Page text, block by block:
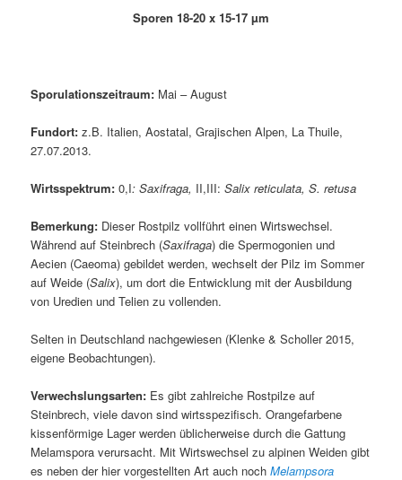
Sporen 18-20 x 15-17 µm
Sporulationszeitraum: Mai – August
Fundort: z.B. Italien, Aostatal, Grajischen Alpen, La Thuile,
27.07.2013.
Wirtsspektrum:0,I: Saxifraga, II,III: Salix reticulata, S. retusa
Bemerkung: Dieser Rostpilz vollführt einen Wirtswechsel.
Während auf Steinbrech (Saxifraga) die Spermogonien und
Aecien (Caeoma) gebildet werden, wechselt der Pilz im Sommer
auf Weide (Salix), um dort die Entwicklung mit der Ausbildung
von Uredien und Telien zu vollenden.
Selten in Deutschland nachgewiesen (Klenke & Scholler 2015,
eigene Beobachtungen).
Verwechslungsarten: Es gibt zahlreiche Rostpilze auf
Steinbrech, viele davon sind wirtsspezifisch. Orangefarbene
kissenförmige Lager werden üblicherweise durch die Gattung
Melamspora verursacht. Mit Wirtswechsel zu alpinen Weiden gibt
es neben der hier vorgestellten Art auch nochMelampsora